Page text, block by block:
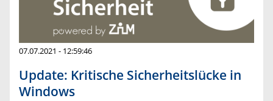
07.07.2021 - 12:59:46
Update: Kritische Sicherheitslücke in
Windows